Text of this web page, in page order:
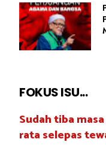
FOKUS ISU...
Sudah tiba
rata selepas